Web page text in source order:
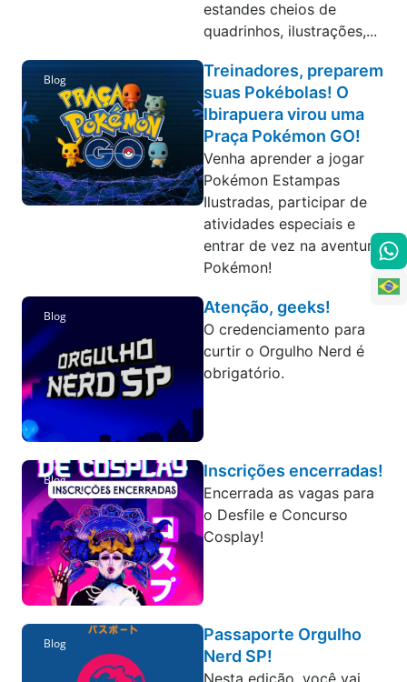
estandes cheios de
quadrinhos, ilustrações,...
Blog
Treinadores, preparem
suas Pokébolas! O
Ibirapuera virou uma
Praça Pokémon GO!
Venha aprender a jogar
Pokémon Estampas
Ilustradas, participar de
atividades especiais e
entrar de vez na aventura
Pokémon!
Blog Atenção, geeks!
O credenciamento para
curtir o Orgulho Nerd é
obrigatório.
Blog Inscrições encerradas!
Encerrada as vagas para
o Desfile e Concurso
Cosplay!
Blog
Passaporte Orgulho
Nerd SP!
Nesta edição, você vai